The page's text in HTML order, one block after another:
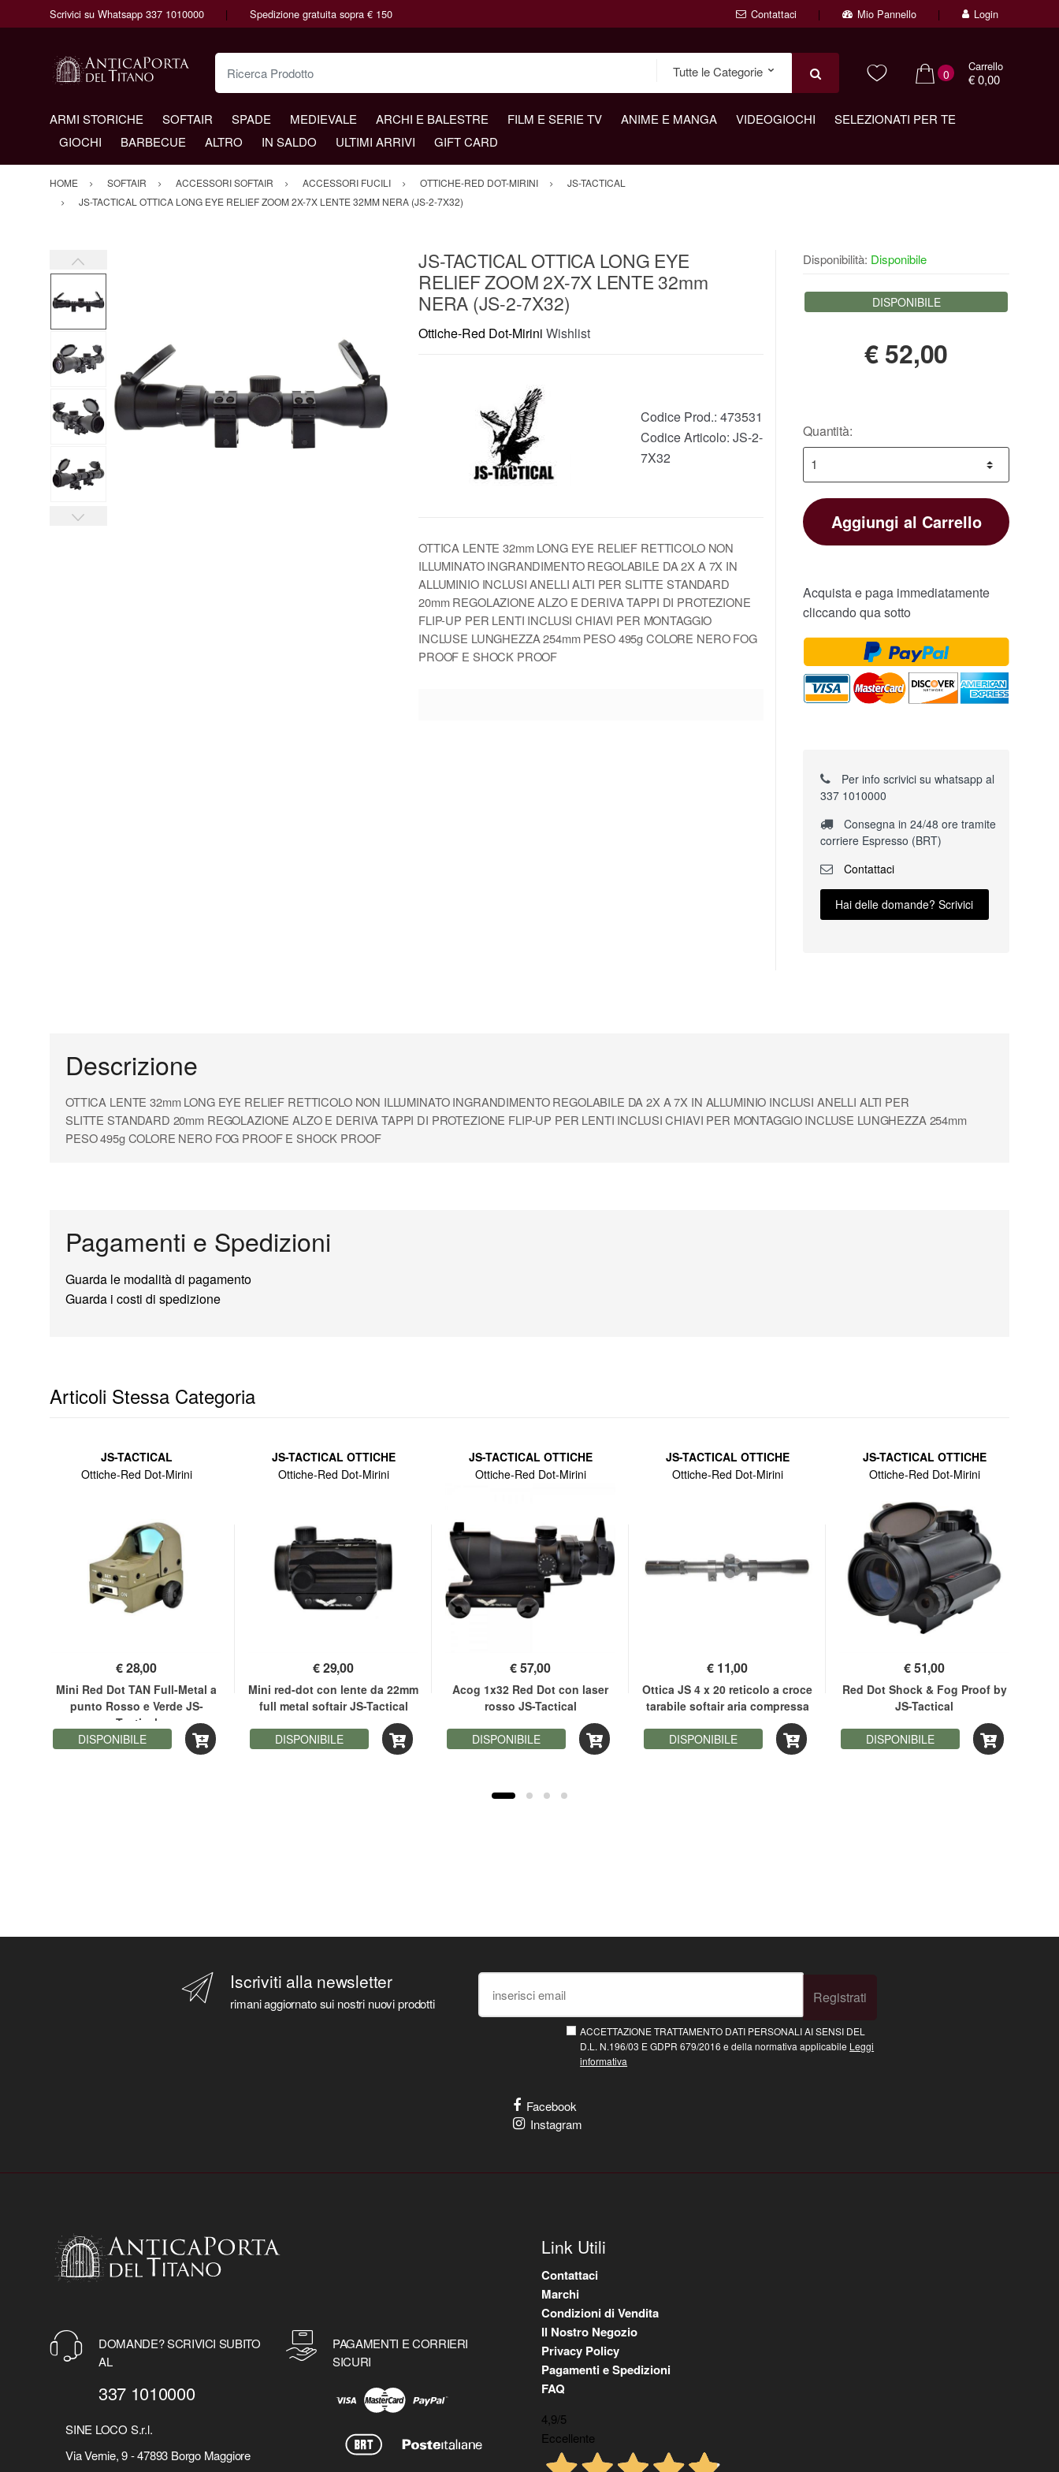
Scrivici su Whatsapp 337 1010000 Spedizione gratuita sopra € 150 Contattaci Mio Pannello Login
Ricerca Prodotto
0
Carrello
€ 0,00
ARMI STORICHE SOFTAIR SPADE MEDIEVALE ARCHI E BALESTRE FILM E SERIE TV ANIME E MANGA VIDEOGIOCHI
SELEZIONATI PER TE
GIOCHI
BARBECUE ALTRO IN SALDO ULTIMI ARRIVI GIFT CARD
HOME SOFTAIR ACCESSORI SOFTAIR ACCESSORI FUCILI OTTICHE-RED DOT-MIRINI
JS-TACTICAL
JS-TACTICAL OTTICA LONG EYE RELIEF ZOOM 2X-7X LENTE 32MM NERA (JS-2-7X32)
JS-TACTICAL OTTICA LONG EYE
RELIEF ZOOM 2X-7X LENTE 32mm
NERA (JS-2-7X32)
Ottiche-Red Dot-Mirini Wishlist
Codice Prod.: 473531
Codice Articolo: JS-2-
7X32
OTTICA LENTE 32mm LONG EYE RELIEF RETTICOLO NON
ILLUMINATO INGRANDIMENTO REGOLABILE DA 2X A 7X IN
ALLUMINIO INCLUSI ANELLI ALTI PER SLITTE STANDARD
20mm REGOLAZIONE ALZO E DERIVA TAPPI DI PROTEZIONE
FLIP-UP PER LENTI INCLUSI CHIAVI PER MONTAGGIO
INCLUSE LUNGHEZZA 254mm PESO 495g COLORE NERO FOG
PROOF E SHOCK PROOF
Disponibilità: Disponibile
DISPONIBILE
€52,00
Quantità:
Aggiungi al Carrello
Acquista e paga immediatamente
cliccando qua sotto
Per info scrivici su whatsapp al
337 1010000
Consegna in 24/48 ore tramite
corriere Espresso (BRT)
Contattaci
Hai delle domande? Scrivici
Descrizione
OTTICA LENTE 32mm LONG EYE RELIEF RETTICOLO NON ILLUMINATO INGRANDIMENTO REGOLABILE DA 2X A 7X IN ALLUMINIO INCLUSI ANELLI ALTI PER
SLITTE STANDARD 20mm REGOLAZIONE ALZO E DERIVA TAPPI DI PROTEZIONE FLIP-UP PER LENTI INCLUSI CHIAVI PER MONTAGGIO INCLUSE LUNGHEZZA 254mm
PESO 495g COLORE NERO FOG PROOF E SHOCK PROOF
Pagamenti e Spedizioni
Guarda le modalità di pagamento
Guarda i costi di spedizione
Articoli Stessa Categoria
JS-TACTICAL
Ottiche-Red Dot-Mirini
€28,00
Mini Red Dot TAN Full-Metal a
punto Rosso e Verde JS-
Tactical
DISPONIBILE
JS-TACTICAL OTTICHE
Ottiche-Red Dot-Mirini
€29,00
Mini red-dot con lente da 22mm
full metal softair JS-Tactical
DISPONIBILE
JS-TACTICAL OTTICHE
Ottiche-Red Dot-Mirini
€57,00
Acog 1x32 Red Dot con laser
rosso JS-Tactical
DISPONIBILE
JS-TACTICAL OTTICHE
Ottiche-Red Dot-Mirini
€ 11,00
Ottica JS 4 x 20 reticolo a croce
tarabile softair aria compressa
DISPONIBILE
JS-TACTICAL OTTICHE
Ottiche-Red Dot-Mirini
€51,00
Red Dot Shock & Fog Proof by
JS-Tactical
DISPONIBILE
Iscriviti alla newsletter
rimani aggiornato sui nostri nuovi prodotti Registrati
ACCETTAZIONE TRATTAMENTO DATI PERSONALI AI SENSI DEL
D.L. N.196/03 E GDPR 679/2016 e della normativa applicabile Leggi
informativa
Facebook
Instagram
DOMANDE? SCRIVICI SUBITO
AL
337 1010000
SINE LOCO S.r.l.
Via Vernie, 9 - 47893 Borgo Maggiore
PAGAMENTI E CORRIERI
SICURI
Link Utili
Contattaci
Marchi
Condizioni di Vendita
Il Nostro Negozio
Privacy Policy
Pagamenti e Spedizioni
FAQ
4,9/5
Eccellente